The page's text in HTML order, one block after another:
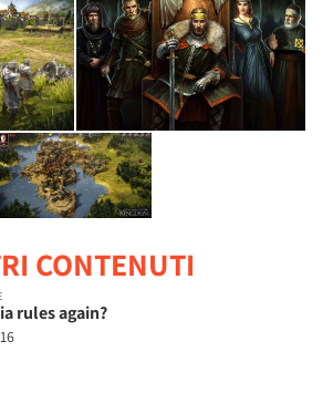
CONTENUTI
rules again?